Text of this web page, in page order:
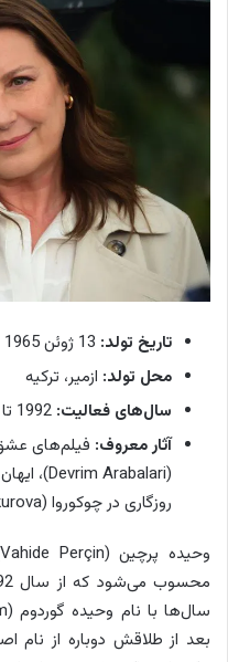
تاریخ تولد:
محل تولد: ازمیر، ترکیه
سال‌های فعالیت:
آثار معروف:
روزگاری در چوکوروا (Bir Zamanlar Çukurova)
بعد از طلاقش دوباره از نام